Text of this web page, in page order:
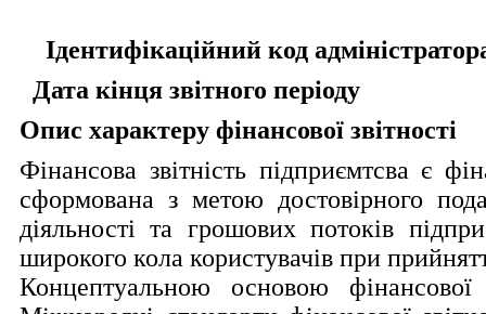
Ідентифікаційний код
Дата кінця звітного періоду
Опис характеру фінансової звітності
Фінансова звітність підприємтсва є
сформована з метою достовірного
діяльності та грошових потоків
широкого кола користувачів при
Концептуальною основою фінансової